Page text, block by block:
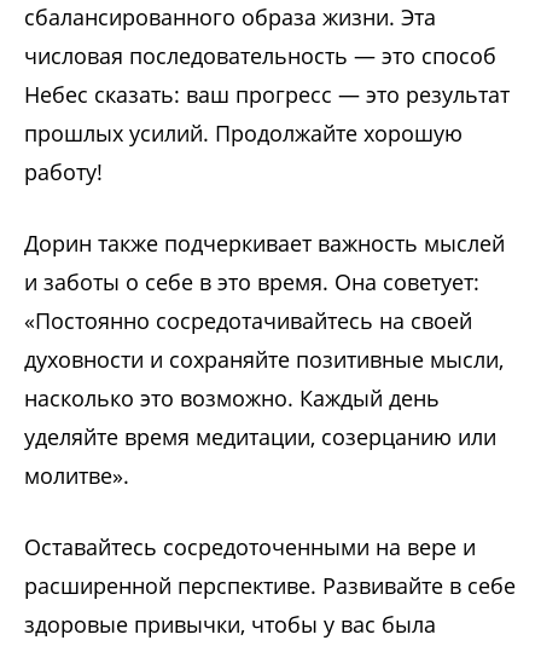
сбалансированного образа жизни. Эта
числовая последовательность — это способ
Небес сказать: ваш прогресс — это результат
прошлых усилий. Продолжайте хорошую
работу!
Дорин также подчеркивает важность мыслей
и заботы о себе в это время. Она советует:
«Постоянно сосредотачивайтесь на своей
духовности и сохраняйте позитивные мысли,
насколько это возможно. Каждый день
уделяйте время медитации, созерцанию или
молитве».
Оставайтесь сосредоточенными на вере и
расширенной перспективе. Развивайте в себе
здоровые привычки, чтобы у вас была